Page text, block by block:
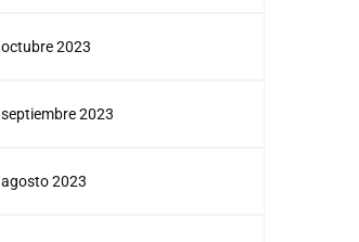
octubre 2023
septiembre 2023
agosto 2023